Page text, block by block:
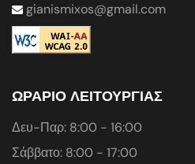
gianismixos@gmail.com
ΩΡΑΡΙΟ ΛΕΙΤΟΥΡΓΙΑΣ
Δευ-Παρ: 8:00 - 16:00
Σάββατο: 8:00 - 17:00